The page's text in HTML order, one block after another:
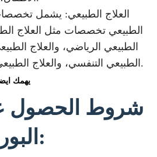
العلاج الطبيعي: يشمل
الطبيعي تخصصات مثل العلاج
الطبيعي الرياضي، والعلاج
الطبيعي التنفسي، والعلاج الطبيعي للأمراض العصبية.
يهمك
شروط الحصول
البورد الأمريكي: